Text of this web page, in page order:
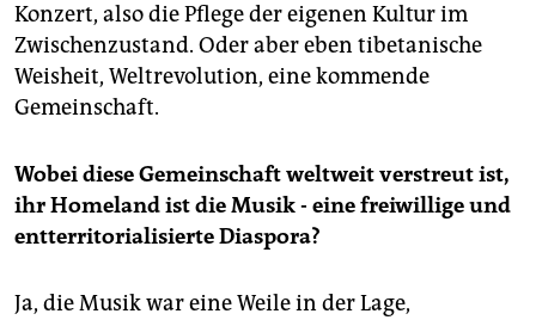
Konzert, also die Pflege der eigenen Kultur im
Zwischenzustand. Oder aber eben tibetanische
Weisheit, Weltrevolution, eine kommende
Gemeinschaft.
Wobei diese Gemeinschaft weltweit verstreut ist,
ihr Homeland ist die Musik - eine freiwillige und
entterritorialisierte Diaspora?
Ja, die Musik war eine Weile in der Lage,